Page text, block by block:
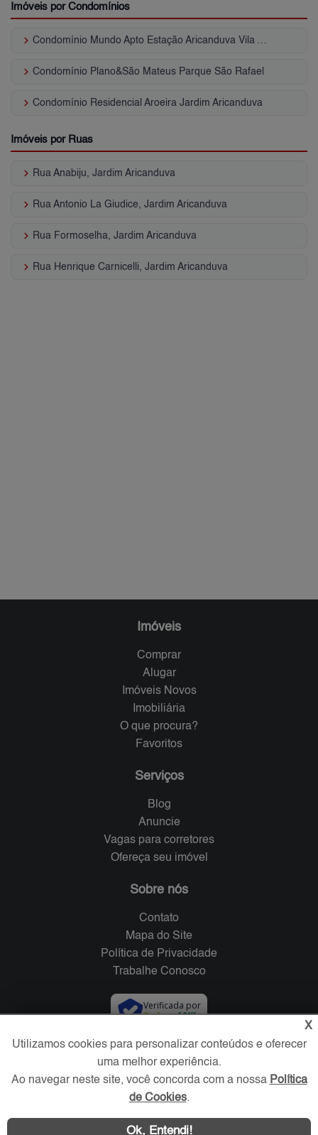
Imóveis por Condomínios
keyboard_arrow_right
keyboard_arrow_right Condomínio Plano&São Mateus Parque São Rafael
keyboard_arrow_right Condomínio Residencial Aroeira Jardim Aricanduva
Imóveis por Ruas
keyboard_arrow_right Rua Anabiju, Jardim Aricanduva
keyboard_arrow_right Rua Antonio La Giudice, Jardim Aricanduva
keyboard_arrow_right Rua Formoselha, Jardim Aricanduva
keyboard_arrow_right Rua Henrique Carnicelli, Jardim Aricanduva
Imóveis
Comprar
Alugar
Imóveis Novos
Imobiliária
O que procura?
Favoritos
Serviços
Blog
Anuncie
Vagas para corretores
Ofereça seu imóvel
Sobre nós
Contato
Mapa do Site
Política de Privacidade
Trabalhe Conosco
Verificada por
Redes Sociais
X
Utilizamos cookies para personalizar conteúdos e oferecer
uma melhor experiência.
Ao navegar neste site, você concorda com a nossa Política
de Cookies.
Ok, Entendi!